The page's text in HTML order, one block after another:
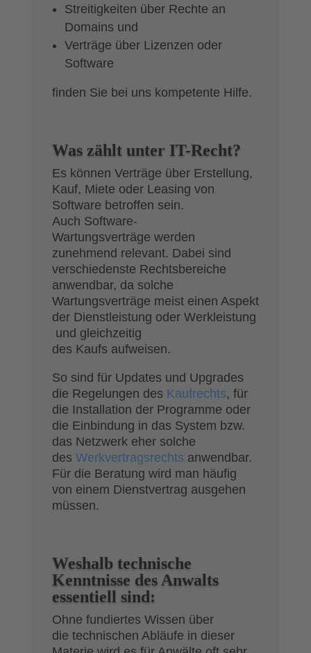
Streitigkeiten über Rechte an
Domains und
Verträge über Lizenzen oder
Software
finden Sie bei uns kompetente Hilfe.
Was zählt unter IT-Recht?
Es können Verträge über Erstellung,
Kauf, Miete oder Leasing von
Software betroffen sein.
Auch Software-
Wartungsverträge werden
zunehmend relevant. Dabei sind
verschiedenste Rechtsbereiche
anwendbar, da solche
Wartungsverträge meist einen Aspekt
der Dienstleistung oder Werkleistung
und gleichzeitig
des Kaufs aufweisen.
So sind für Updates und Upgrades
die Regelungen des Kaufrechts, für
die Installation der Programme oder
die Einbindung in das System bzw.
das Netzwerk eher solche
des Werkvertragsrechts anwendbar.
Für die Beratung wird man häufig
von einem Dienstvertrag ausgehen
müssen.
Weshalb technische
Kenntnisse des Anwalts
essentiell sind:
Ohne fundiertes Wissen über
die technischen Abläufe in dieser